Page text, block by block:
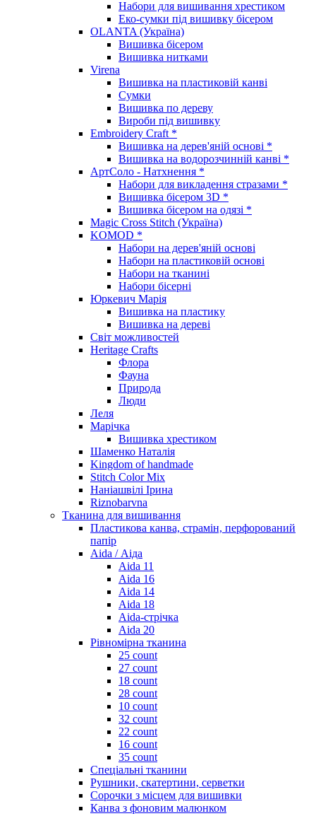
Набори для вишивання хрестиком
Еко-сумки під вишивку бісером
OLANTA (Україна)
Вишивка бісером
Вишивка нитками
Virena
Вишивка на пластиковій канві
Сумки
Вишивка по дереву
Вироби під вишивку
Embroidery Craft *
Вишивка на дерев'яній основі *
Вишивка на водорозчинній канві *
АртСоло - Натхнення *
Набори для викладення стразами *
Вишивка бісером 3D *
Вишивка бісером на одязі *
Magic Cross Stitch (Україна)
KOMOD *
Набори на дерев'яній основі
Набори на пластиковій основі
Набори на тканині
Набори бісерні
Юркевич Марія
Вишивка на пластику
Вишивка на дереві
Світ можливостей
Heritage Crafts
Флора
Фауна
Природа
Люди
Леля
Марічка
Вишивка хрестиком
Шаменко Наталія
Kingdom of handmade
Stitch Color Mix
Наніашвілі Ірина
Riznobarvna
Тканина для вишивання
Пластикова канва, страмін, перфорований
папір
Aida / Аіда
Aida 11
Aida 16
Aida 14
Aida 18
Aida-стрічка
Aida 20
Рівномірна тканина
25 count
27 count
18 count
28 count
10 count
32 count
22 count
16 count
35 count
Спеціальні тканини
Рушники, скатертини, серветки
Сорочки з місцем для вишивки
Канва з фоновим малюнком